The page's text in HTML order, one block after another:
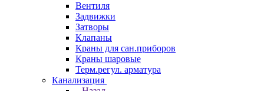
Вентиля
Задвижки
Затворы
Клапаны
Краны для сан.приборов
Краны шаровые
Терм.регул. арматура
Канализация